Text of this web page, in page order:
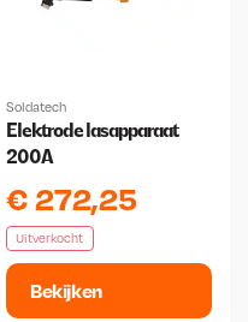
Soldatech
Elektrode lasapparaat
200A
€272,25
Uitverkocht
Bekijken